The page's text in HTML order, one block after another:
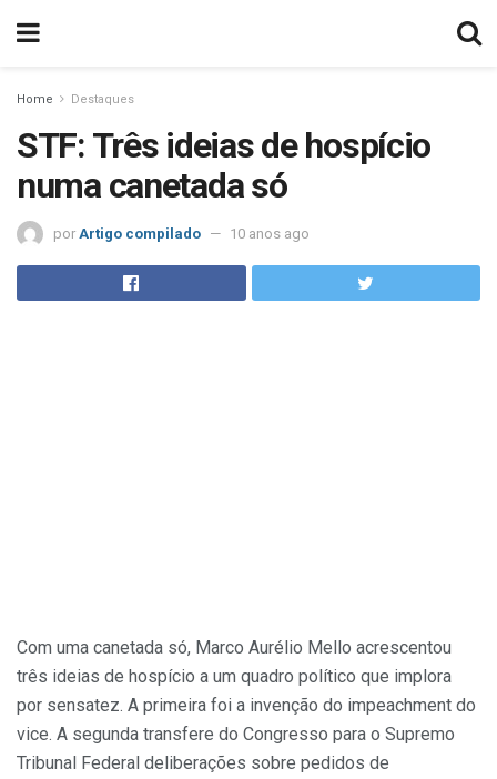
Home Destaques
STF: Três ideias de hospício
numa canetada só
por Artigo compilado 10 anos ago
Com uma canetada só, Marco Aurélio Mello acrescentou
três ideias de hospício a um quadro político que implora
por sensatez. A primeira foi a invenção do impeachment do
vice. A segunda transfere do Congresso para o Supremo
Tribunal Federal deliberações sobre pedidos de